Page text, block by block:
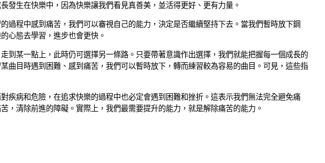
發生在快樂中，因為快樂讓我們看見真善美，並活得更好、更有力量。
程中感到痛苦，我們可以審視自己的能力，決定是否繼續堅持下去。當我們暫時放下鋼
心態去學習，進步也會更快。
到某一點上，此時仍可選擇另一條路。只要帶著意識作出選擇，我們就能把握每一個成長的
目時遇到困難、感到痛苦，我們可以暫時放下，轉而練習較為容易的曲目。可見，這些指
疾病和危險，在追求快樂的過程中也必定會遇到困難和挫折。這表示我們無法完全避免痛
清除前進的障礙。實際上，我們最需要提升的能力，就是解除痛苦的能力。